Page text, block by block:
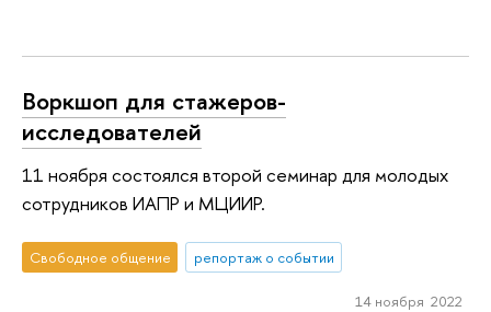
Воркшоп для стажеров-
исследователей
11 ноября состоялся второй семинар для молодых
сотрудников ИАПР и МЦИИР.
Свободное общение репортаж о событии
14 ноября 2022